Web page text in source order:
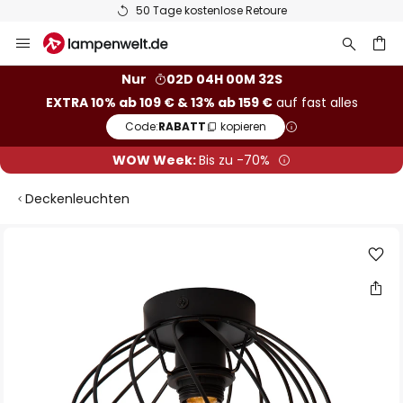
50 Tage kostenlose Retoure
Inhalt
Nur
02D 04H 00M 31S
EXTRA 10% ab 109 € & 13% ab 159 €auf fast alles
Code:RABATT kopieren
WOW Week:Bis zu -70%
Deckenleuchten